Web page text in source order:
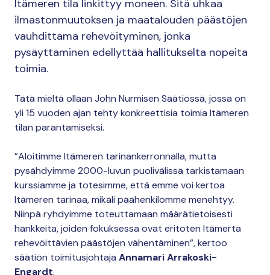
Itämeren tila linkittyy moneen. Sitä uhkaa
ilmastonmuutoksen ja maatalouden päästöjen
vauhdittama rehevöityminen, jonka
pysäyttäminen edellyttää hallitukselta nopeita
toimia.
Tätä mieltä ollaan John Nurmisen Säätiössä, jossa on
yli 15 vuoden ajan tehty konkreettisia toimia Itämeren
tilan parantamiseksi.
”Aloitimme Itämeren tarinankerronnalla, mutta
pysähdyimme 2000-luvun puolivälissä tarkistamaan
kurssiamme ja totesimme, että emme voi kertoa
Itämeren tarinaa, mikäli päähenkilömme menehtyy.
Niinpä ryhdyimme toteuttamaan määrätietoisesti
hankkeita, joiden fokuksessa ovat eritoten Itämerta
rehevöittävien päästöjen vähentäminen”, kertoo
säätiön toimitusjohtaja Annamari Arrakoski-
Engardt.